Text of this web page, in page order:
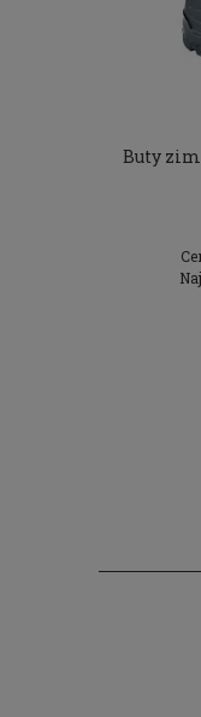
Buty